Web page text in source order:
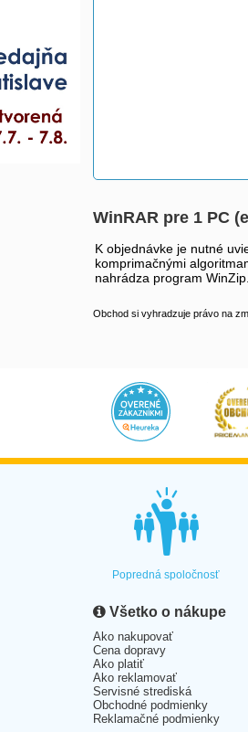
WinRAR pre 1 PC
K objednávke je nutné
komprimačnými
nahrádza program
Obchod si vyhradzuje právo na
Popredná spoločnosť
Všetko o nákupe
Ako nakupovať
Cena dopravy
Ako platiť
Ako reklamovať
Servisné strediská
Obchodné podmienky
Reklamačné podmienky